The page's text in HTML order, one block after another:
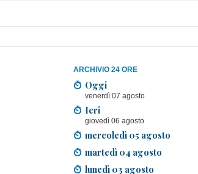
ARCHIVIO 24 ORE
Oggi
venerdì 07 agosto
Ieri
giovedì 06 agosto
mercoledì 05 agosto
martedì 04 agosto
lunedì 03 agosto